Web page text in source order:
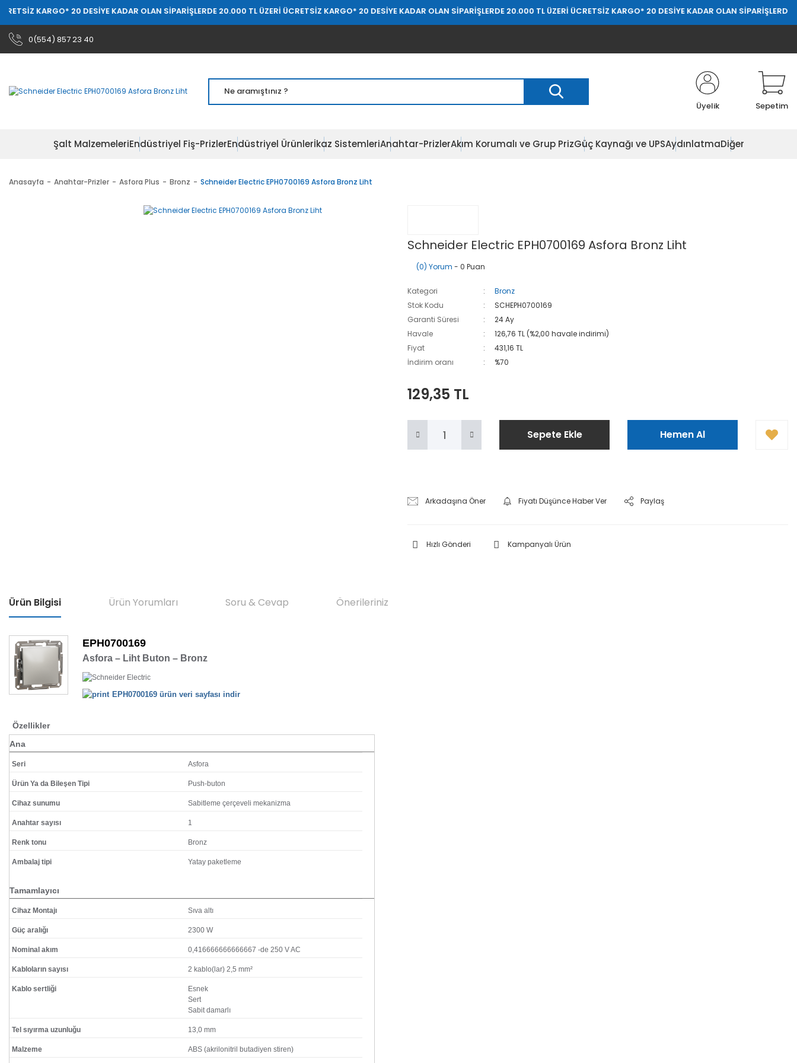
* 20 DESİYE KADAR OLAN SİPARİŞLERDE 20.000 TL ÜZERİ ÜCRETSİZ KARGO* 20 DESİYE KADAR OLAN SİPARİŞLERDE 20.000 TL ÜZERİ ÜCRETSİZ KARGO* 20 DESİYE KADAR OLAN SİPARİŞLERDE 20.000 TL
0(554) 857 23 40
Üyelik Sepetim
Şalt MalzemeleriEndüstriyel Fiş-PrizlerEndüstriyel Ürünlerİkaz SistemleriAnahtar-PrizlerAkım Korumalı ve Grup PrizGüç Kaynağı ve UPSAydınlatmaDiğer
Anasayfa Anahtar-Prizler Asfora Plus Bronz Schneider Electric EPH0700169 Asfora Bronz Liht
Schneider Electric EPH0700169 Asfora Bronz Liht
(0) Yorum - 0 Puan
Kategori
Bronz
Stok Kodu
SCHEPH0700169
Garanti Süresi
24 Ay
Havale
126,76 TL (%2,00 havale indirimi)
Fiyat
431,16 TL
İndirim oranı
%70
129,35 TL
Sepete Ekle Hemen Al
Arkadaşına Öner Fiyatı Düşünce Haber Ver Paylaş
Hızlı Gönderi Kampanyalı Ürün
Ürün Bilgisi Ürün Yorumları Soru & Cevap Önerileriniz
EPH0700169
Asfora – Liht Buton – Bronz
EPH0700169 ürün veri sayfası indir
Özellikler
Ana
Seri Asfora
Ürün Ya da Bileşen Tipi Push-buton
Cihaz sunumu Sabitleme çerçeveli mekanizma
Anahtar sayısı 1
Renk tonu Bronz
Ambalaj tipi Yatay paketleme
Tamamlayıcı
Cihaz Montajı Sıva altı
Güç aralığı 2300 W
Nominal akım 0,416666666666667 -de 250 V AC
Kabloların sayısı 2 kablo(lar) 2,5 mm²
Kablo sertliği
Esnek
Sert
Sabit damarlı
Tel sıyırma uzunluğu 13,0 mm
Malzeme ABS (akrilonitril butadiyen stiren)